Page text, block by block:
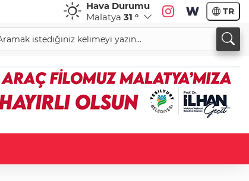
Hava Durumu
Malatya 31 ° TR